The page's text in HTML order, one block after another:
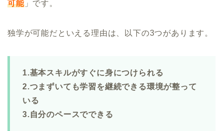
可能」です。
独学が可能だといえる理由は、以下の3つがあります。
1.基本スキルがすぐに身につけられる
2.つまずいても学習を継続できる環境が整って
いる
3.自分のペースでできる